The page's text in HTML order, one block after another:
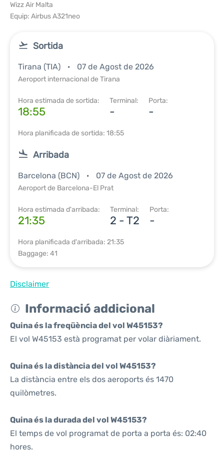
Wizz Air Malta
Equip: Airbus A321neo
Sortida
Tirana (TIA) 07 de Agost de 2026
Aeroport internacional de Tirana
Hora estimada de sortida:
18:55
Terminal:
-
Porta:
-
Hora planificada de sortida: 18:55
Arribada
Barcelona (BCN) 07 de Agost de 2026
Aeroport de Barcelona-El Prat
Hora estimada d'arribada:
21:35
Terminal:
2 - T2
Porta:
-
Hora planificada d'arribada: 21:35
Baggage: 41
Disclaimer
Informació addicional
Quina és la freqüència del vol W45153?
El vol W45153 està programat per volar diàriament.
Quina és la distància del vol W45153?
La distància entre els dos aeroports és 1470
quilòmetres.
Quina és la durada del vol W45153?
El temps de vol programat de porta a porta és: 02:40
hores.